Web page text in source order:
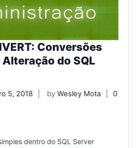
Conversões
do SQL
5, 2018 by Wesley Mota
0
dentro do SQL Server